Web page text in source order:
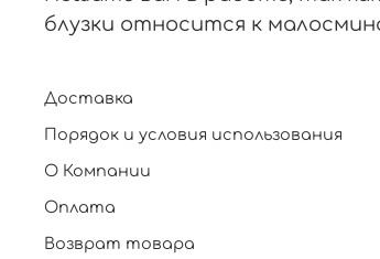
блузки относится к
Доставка
Порядок и условия использования
О Компании
Оплата
Возврат товара